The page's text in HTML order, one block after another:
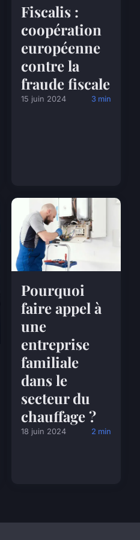
Fiscalis :
coopération
européenne
contre la
fraude fiscale
15 juin 2024 3 min
Pourquoi
faire appel à
une
entreprise
familiale
dans le
secteur du
chauffage ?
18 juin 2024 2 min